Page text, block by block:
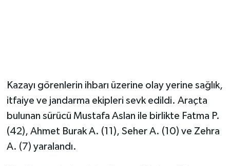
Kazayı görenlerin ihbarı üzerine olay yerine sağlık,
itfaiye ve jandarma ekipleri sevk edildi. Araçta
bulunan sürücü Mustafa Aslan ile birlikte Fatma P.
(42), Ahmet Burak A. (11), Seher A. (10) ve Zehra
A. (7) yaralandı.